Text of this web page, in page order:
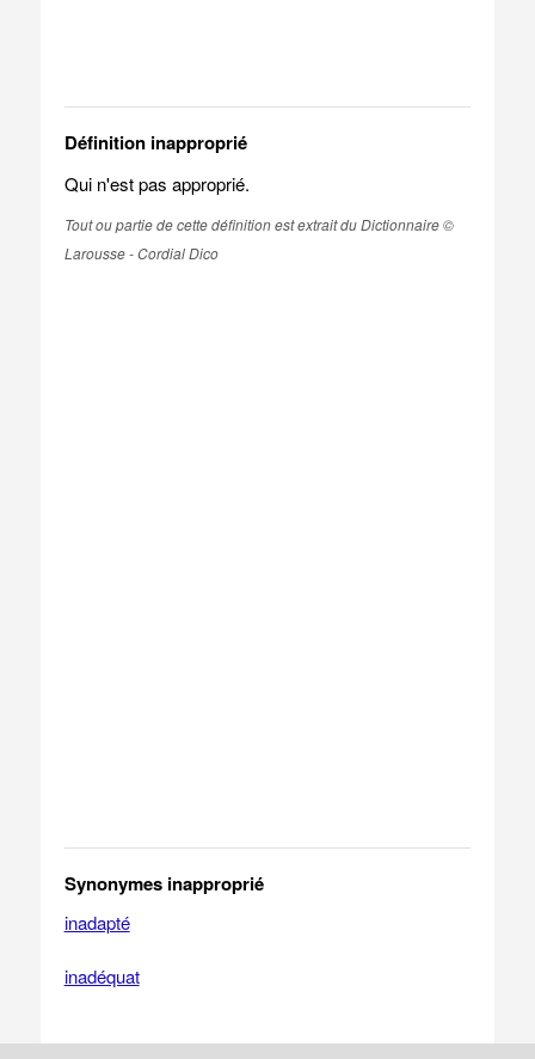
Définition inapproprié
Qui n'est pas approprié.
Tout ou partie de cette définition est extrait du Dictionnaire ©
Larousse - Cordial Dico
Synonymes inapproprié
inadapté
inadéquat